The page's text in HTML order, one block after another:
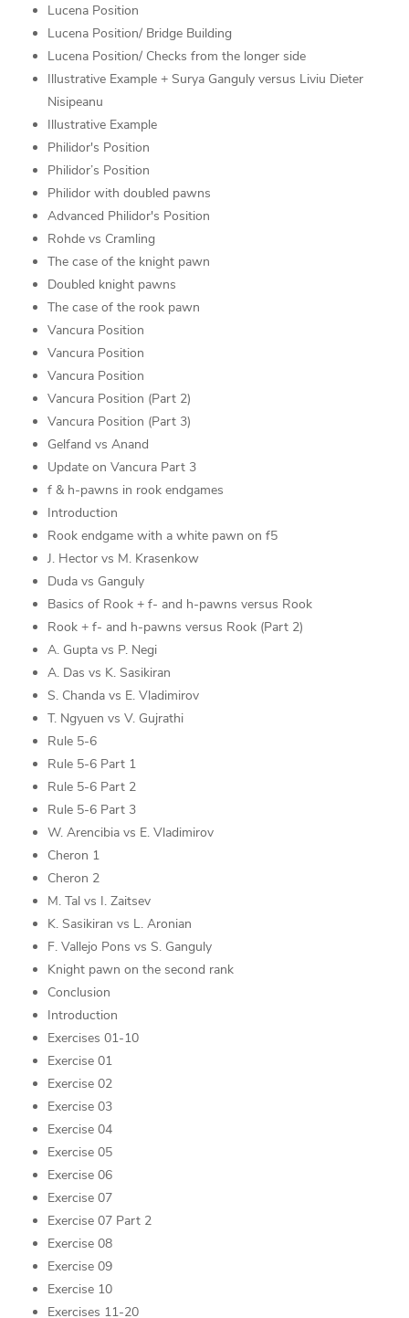
Lucena Position
Lucena Position/ Bridge Building
Lucena Position/ Checks from the longer side
Illustrative Example + Surya Ganguly versus Liviu Dieter
Nisipeanu
Illustrative Example
Philidor's Position
Philidor’s Position
Philidor with doubled pawns
Advanced Philidor's Position
Rohde vs Cramling
The case of the knight pawn
Doubled knight pawns
The case of the rook pawn
Vancura Position
Vancura Position
Vancura Position
Vancura Position (Part 2)
Vancura Position (Part 3)
Gelfand vs Anand
Update on Vancura Part 3
f & h-pawns in rook endgames
Introduction
Rook endgame with a white pawn on f5
J. Hector vs M. Krasenkow
Duda vs Ganguly
Basics of Rook + f- and h-pawns versus Rook
Rook + f- and h-pawns versus Rook (Part 2)
A. Gupta vs P. Negi
A. Das vs K. Sasikiran
S. Chanda vs E. Vladimirov
T. Ngyuen vs V. Gujrathi
Rule 5-6
Rule 5-6 Part 1
Rule 5-6 Part 2
Rule 5-6 Part 3
W. Arencibia vs E. Vladimirov
Cheron 1
Cheron 2
M. Tal vs I. Zaitsev
K. Sasikiran vs L. Aronian
F. Vallejo Pons vs S. Ganguly
Knight pawn on the second rank
Conclusion
Introduction
Exercises 01-10
Exercise 01
Exercise 02
Exercise 03
Exercise 04
Exercise 05
Exercise 06
Exercise 07
Exercise 07 Part 2
Exercise 08
Exercise 09
Exercise 10
Exercises 11-20